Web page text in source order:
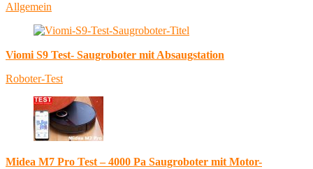
Allgemein
Viomi S9 Test- Saugroboter mit Absaugstation
Roboter-Test
Midea M7 Pro Test – 4000 Pa Saugroboter mit Motor-